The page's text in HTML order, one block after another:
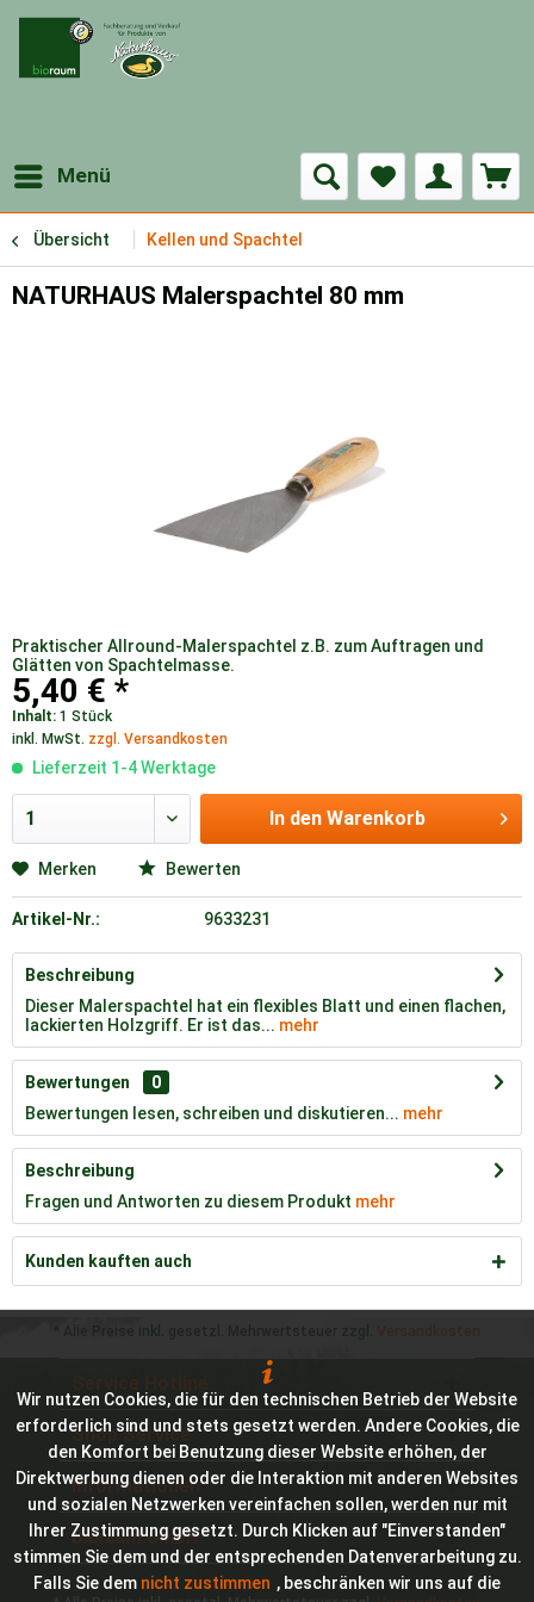
Menü
Übersicht Kellen und Spachtel
NATURHAUS Malerspachtel 80 mm
Praktischer Allround-Malerspachtel z.B. zum Auftragen und
Glätten von Spachtelmasse.
5,40 € *
Inhalt: 1 Stück
inkl. MwSt. zzgl. Versandkosten
Lieferzeit 1-4 Werktage
In den Warenkorb
Merken Bewerten
Artikel-Nr.: 9633231
Beschreibung
Dieser Malerspachtel hat ein flexibles Blatt und einen flachen,
lackierten Holzgriff. Er ist das... mehr
Bewertungen
0
Bewertungen lesen, schreiben und diskutieren... mehr
Beschreibung
Fragen und Antworten zu diesem Produkt mehr
Kunden kauften auch
Shop Service
Informationen
Bioraum GmbH
Wir nutzen Cookies, die für den technischen Betrieb der Website
erforderlich sind und stets gesetzt werden. Andere Cookies, die
den Komfort bei Benutzung dieser Website erhöhen, der
Direktwerbung dienen oder die Interaktion mit anderen Websites
und sozialen Netzwerken vereinfachen sollen, werden nur mit
Ihrer Zustimmung gesetzt. Durch Klicken auf "Einverstanden"
stimmen Sie dem und der entsprechenden Datenverarbeitung zu.
Falls Sie dem nicht zustimmen , beschränken wir uns auf die